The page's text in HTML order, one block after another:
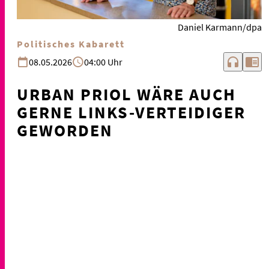
Daniel Karmann/dpa
Politisches Kabarett
08.05.2026
04:00 Uhr headphones chrome_reader_mode
URBAN PRIOL WÄRE AUCH
GERNE LINKS-VERTEIDIGER
GEWORDEN